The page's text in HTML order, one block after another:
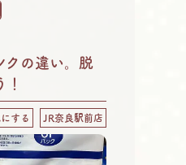
品＆有機野菜 楽しいがいっぱいの木の
クの違い。脱
する JR奈良駅前店